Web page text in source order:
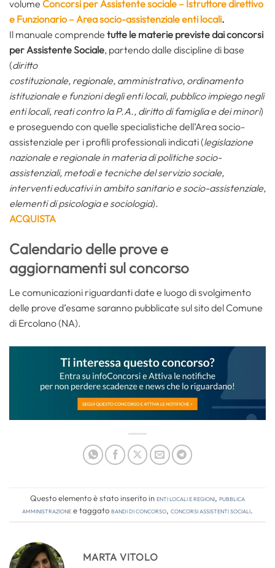
volume Concorsi per Assistente sociale – Istruttore direttivo
e Funzionario – Area socio-assistenziale enti locali.
Il manuale comprende tutte le materie previste dai concorsi
per Assistente Sociale, partendo dalle discipline di base
(diritto
costituzionale, regionale, amministrativo, ordinamento
istituzionale e funzioni degli enti locali, pubblico impiego negli
enti locali, reati contro la P.A., diritto di famiglia e dei minori)
e proseguendo con quelle specialistiche dell’Area socio-
assistenziale per i profili professionali indicati (legislazione
nazionale e regionale in materia di politiche socio-
assistenziali, metodi e tecniche del servizio sociale,
interventi educativi in ambito sanitario e socio-assistenziale,
elementi di psicologia e sociologia).
ACQUISTA
Calendario delle prove e
aggiornamenti sul concorso
Le comunicazioni riguardanti date e luogo di svolgimento
delle prove d’esame saranno pubblicate sul sito del Comune
di Ercolano (NA).
Questo elemento è stato inserito inEnti locali e regioni, Pubblica
amministrazionee taggatobandi di concorso, concorsi assistenti sociali.
MARTA VITOLO